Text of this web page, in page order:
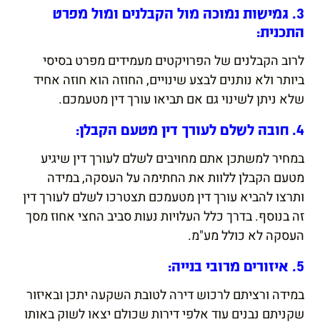
3. גמישות נמוכה מול הקבלנים ומול מפרט
התכנית:
לרוב הקבלנים של הפרויקטים מעמידים מפרט בסיסי
ביותר ולא נותנים לבצע שינויים, החוזה הוא חוזה אחיד
שלא ניתן לשינוי גם אם תביאו עורך דין מטעמכם.
4. חובה לשלם לעורך דין מטעם הקבלן:
במחיר למשתכן אתם מחויבים לשלם לעורך דין שיגיע
מטעם הקבלן ללוות את החתימה על העסקה, במידה
ותרצו להביא עורך דין מטעמכם תצטרכו לשלם לעורך דין
זה בנוסף. בדרך כלל העלויות נעות סביב החצי אחוז מסך
העסקה לא כולל מע"מ.
5. איזורים מרובי בנייה:
במידה ורציתם לרכוש דירה לטובת השקעה יתכן ובאיזור
שקניתם נבנים עוד אלפי דירות שכולם יצאו לשוק באותו